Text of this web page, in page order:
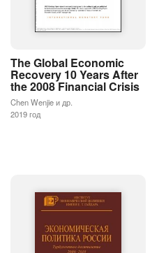
The Global Economic
Recovery 10 Years After
the 2008 Financial Crisis
Chen Wenjie и др.
2019 год